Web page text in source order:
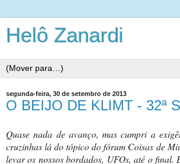
Helô Zanardi
segunda-feira, 30 de setembro de 2013
O BEIJO DE KLIMT - 32ª
Quase nada de avanço, mas cumpri a
cruzinhas lá do tópico do fórum Coisas de
levar os nossos bordados, UFOs, até o final.